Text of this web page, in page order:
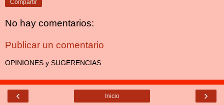
Compartir
No hay comentarios:
Publicar un comentario
OPINIONES y SUGERENCIAS
‹ ›
Inicio